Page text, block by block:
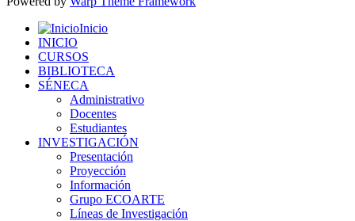
Inicio
INICIO
CURSOS
BIBLIOTECA
SÉNECA
Administrativo
Docentes
Estudiantes
INVESTIGACIÓN
Presentación
Proyección
Información
Grupo ECOARTE
Líneas de Investigación